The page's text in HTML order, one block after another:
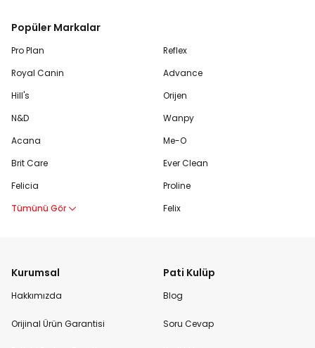
Popüler Markalar
Pro Plan
Royal Canin
Hill's
N&D
Acana
Brit Care
Felicia
Tümünü Gör
Reflex
Advance
Orijen
Wanpy
Me-O
Ever Clean
Proline
Felix
Kurumsal
Hakkımızda
Orijinal Ürün Garantisi
Pati Kulüp
Blog
Soru Cevap